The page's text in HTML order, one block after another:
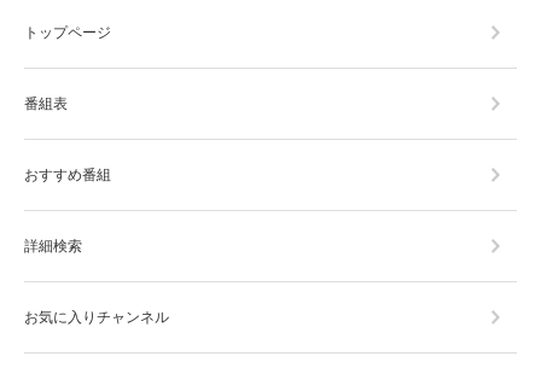
トップページ
番組表
おすすめ番組
詳細検索
お気に入りチャンネル